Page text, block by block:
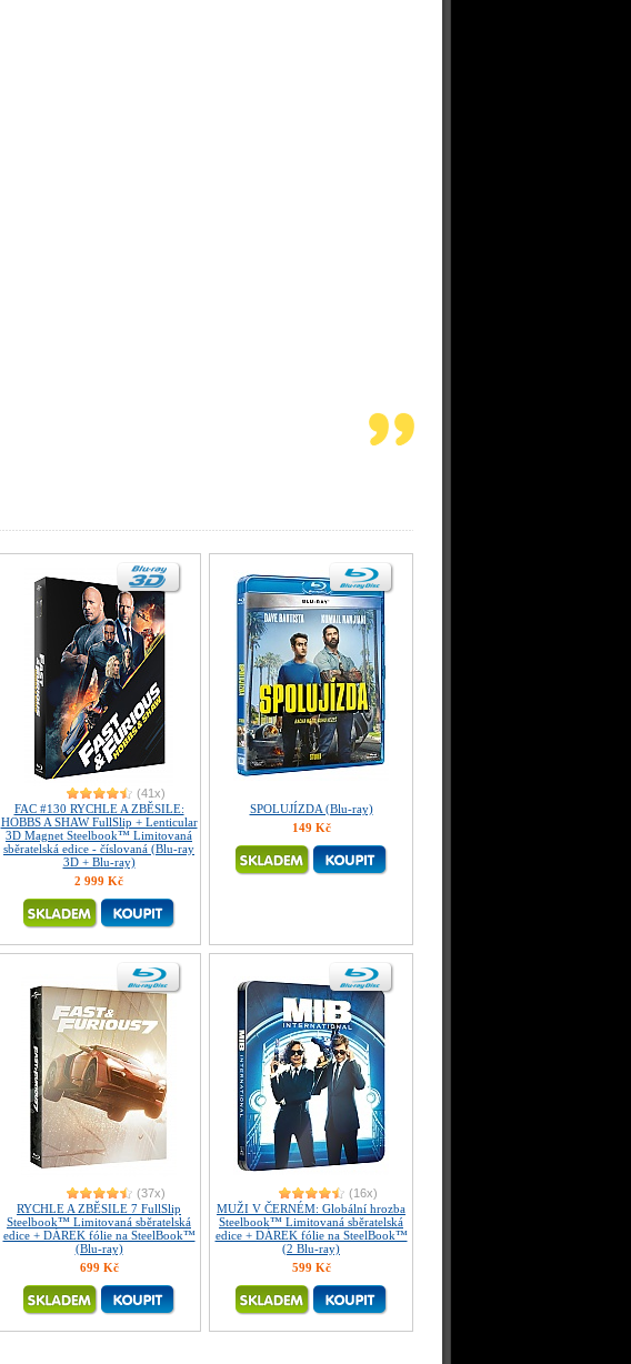
(41x)
FAC #130 RYCHLE A ZBĚSILE:
HOBBS A SHAW FullSlip + Lenticular
3D Magnet Steelbook™ Limitovaná
sběratelská edice - číslovaná (Blu-ray
3D + Blu-ray)
2 999 Kč
SPOLUJÍZDA (Blu-ray)
149 Kč
(37x)
RYCHLE A ZBĚSILE 7 FullSlip
Steelbook™ Limitovaná sběratelská
edice + DÁREK fólie na SteelBook™
(Blu-ray)
699 Kč
(16x)
MUŽI V ČERNÉM: Globální hrozba
Steelbook™ Limitovaná sběratelská
edice + DÁREK fólie na SteelBook™
(2 Blu-ray)
599 Kč